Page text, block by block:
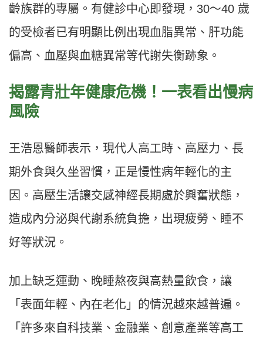
齡族群的專屬。有健診中心即發現，30～40 歲
的受檢者已有明顯比例出現血脂異常、肝功能
偏高、血壓與血糖異常等代謝失衡跡象。
揭露青壯年健康危機！一表看出慢病
風險
王浩恩醫師表示，現代人高工時、高壓力、長
期外食與久坐習慣，正是慢性病年輕化的主
因。高壓生活讓交感神經長期處於興奮狀態，
造成內分泌與代謝系統負擔，出現疲勞、睡不
好等狀況。
加上缺乏運動、晚睡熬夜與高熱量飲食，讓
「表面年輕、內在老化」的情況越來越普遍。
「許多來自科技業、金融業、創意產業等高工